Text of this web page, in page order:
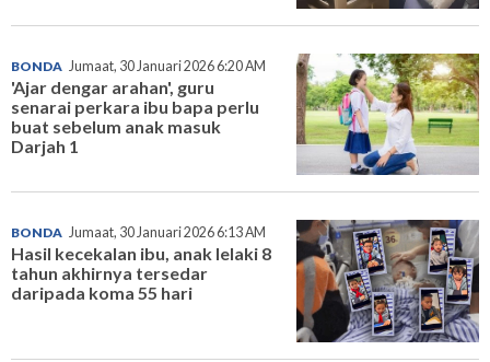
BONDA Jumaat, 30 Januari 2026 6:20 AM
'Ajar dengar arahan', guru
senarai perkara ibu bapa perlu
buat sebelum anak masuk
Darjah 1
BONDA Jumaat, 30 Januari 2026 6:13 AM
Hasil kecekalan ibu, anak lelaki 8
tahun akhirnya tersedar
daripada koma 55 hari